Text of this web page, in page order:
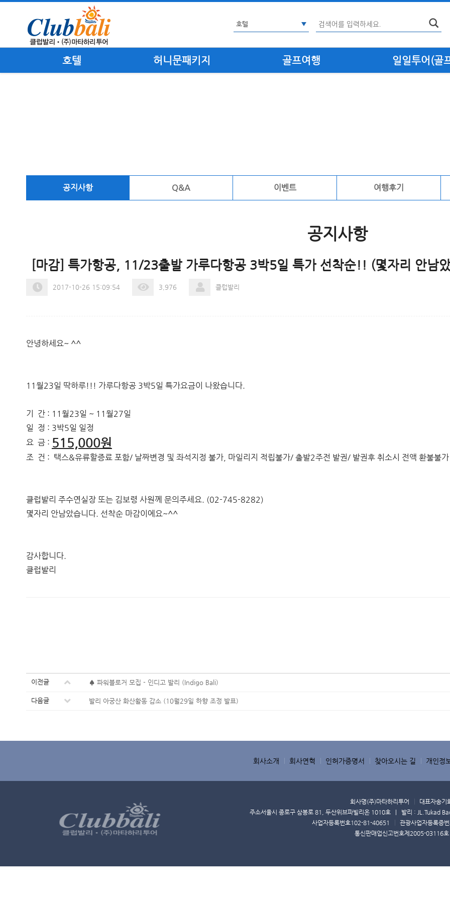
호텔 허니문패키지 골프여행 일일투어(골
공지사항 Q&A 이벤트 여행후기
공지사항
[마감] 특가항공, 11/23출발 가루다항공 3박5일 특가 선착순!! (몇자리 안남
2017-10-26 15:09:54 3,976 클럽발리
안녕하세요~ ^^
11월23일 딱하루!!! 가루다항공 3박5일 특가요금이 나왔습니다.
기 간 : 11월23일 ~ 11월27일
일 정 : 3박5일 일정
요 금 : 515,000원
조 건 : 택스&유류할증료 포함/ 날짜변경 및 좌석지정 불가, 마일리지 적립불가/ 출발2주전 발권/ 발권후 취소시 전액 환불불가
클럽발리 주수연실장 또는 김보령 사원께 문의주세요. (02-745-8282)
몇자리 안남았습니다. 선착순 마감이에요~^^
감사합니다.
클럽발리
이전글 ♠ 파워블로거 모집 - 인디고 발리 (Indigo Bali)
다음글 발리 아궁산 화산활동 감소 (10월29일 하향 조정 발표)
회사소개 회사연혁 인허가증명서 찾아오시는 길 개인정
회사명(주)마타하리투어 대표자송기
주소서울시 종로구 삼봉로 81, 두산위브파빌리온 1010호 | 발리 : JL.Tukad
사업자등록번호102-81-40651
관광사업자등록증
통신판매업신고번호제2005-03116호